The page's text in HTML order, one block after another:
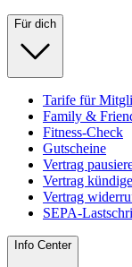
Für dich
Tarife für
Family &
Fitness-Check
Gutscheine
Vertrag
Vertrag
Vertrag
SEPA-
Info Center